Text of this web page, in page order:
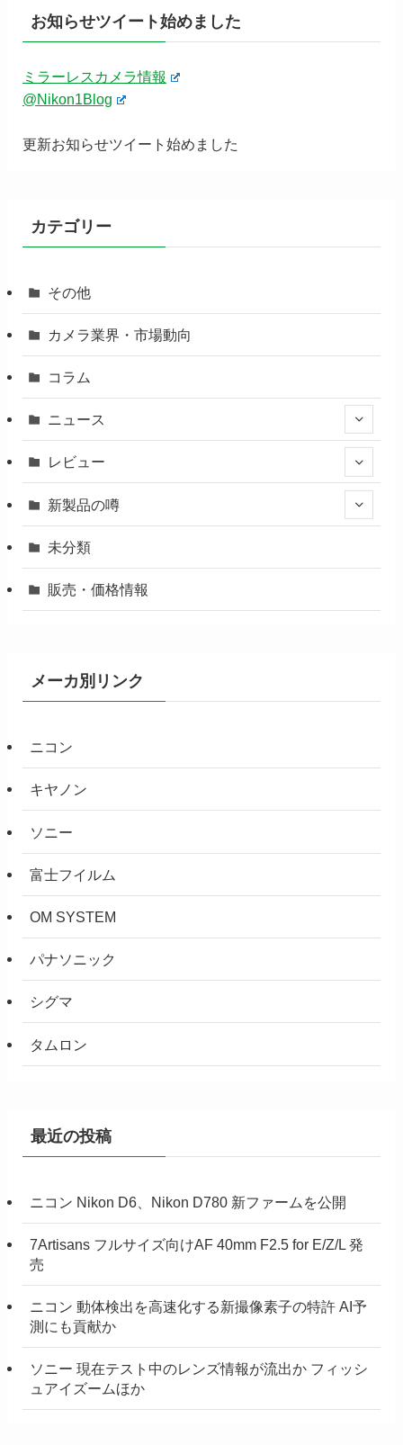
お知らせツイート始めました
ミラーレスカメラ情報
@Nikon1Blog
更新お知らせツイート始めました
カテゴリー
その他
カメラ業界・市場動向
コラム
ニュース
レビュー
新製品の噂
未分類
販売・価格情報
メーカ別リンク
ニコン
キヤノン
ソニー
富士フイルム
OM SYSTEM
パナソニック
シグマ
タムロン
最近の投稿
ニコン Nikon D6、Nikon D780 新ファームを公開
7Artisans フルサイズ向けAF 40mm F2.5 for E/Z/L 発
売
ニコン 動体検出を高速化する新撮像素子の特許 AI予
測にも貢献か
ソニー 現在テスト中のレンズ情報が流出か フィッシ
ュアイズームほか